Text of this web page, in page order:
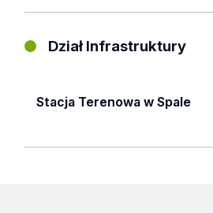
Dział Infrastruktury
Stacja Terenowa w Spale